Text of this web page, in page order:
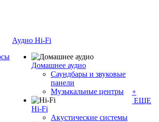
Аудио Hi-Fi
Домашнее аудио
Саундбары и звуковые
панели
Музыкальные центры
Hi-Fi
Акустические системы
+
ЕЩЕ